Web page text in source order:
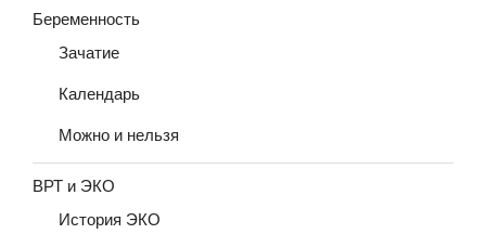
Беременность
Зачатие
Календарь
Можно и нельзя
ВРТ и ЭКО
История ЭКО